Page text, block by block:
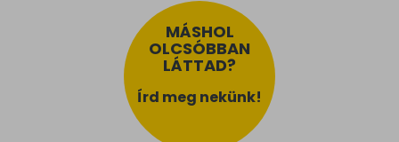
MÁSHOL
OLCSÓBBAN
LÁTTAD?
Írd meg nekünk!